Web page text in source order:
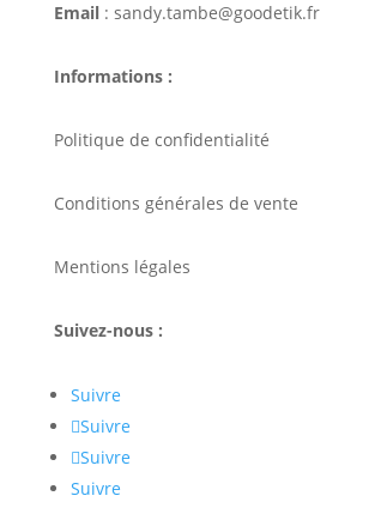
Email: sandy.tambe@goodetik.fr
Informations :
Politique de confidentialité
Conditions générales de vente
Mentions légales
Suivez-nous :
Suivre
Suivre
Suivre
Suivre